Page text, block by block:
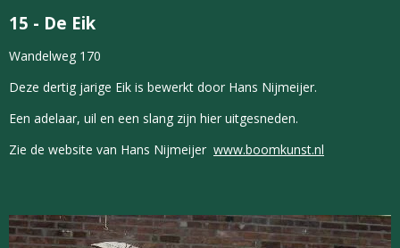
15 - De Eik
Wandelweg 170
Deze dertig jarige Eik is bewerkt door Hans Nijmeijer.
Een adelaar, uil en een slang zijn hier uitgesneden.
Zie de website van Hans Nijmeijer www.boomkunst.nl